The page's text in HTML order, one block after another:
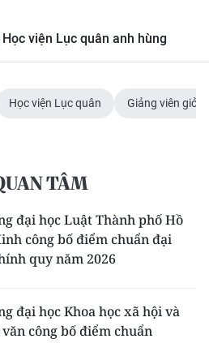
viện Lục quân anh hùng
Học viện Lục quân Giảng viên giỏi
TÂM
đại học Luật Thành phố Hồ
công bố điểm chuẩn đại
quy năm 2026
đại học Khoa học xã hội và
công bố điểm chuẩn